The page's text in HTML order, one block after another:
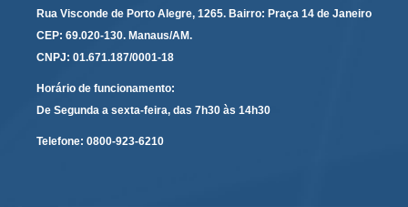
Comitê Gestor do Plano de Contratações e Aquisições
no Âmbito do TRT11
Comitê de Equidade de Raça, Gênero e Diversidade
Comitê PopRuaJud
Rua Visconde de Porto Alegre, 1265. Bairro: Praça 14 de Janeiro
CEP: 69.020-130. Manaus/AM.
CNPJ: 01.671.187/0001-18
Horário de funcionamento:
De Segunda a sexta-feira, das 7h30 às 14h30
Telefone: 0800-923-6210